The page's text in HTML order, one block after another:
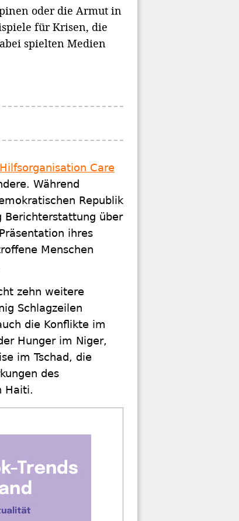
oder die Armut in
für Krisen, die
spielten Medien
Hilfsorganisation Care
Während
Republik
Berichterstattung über
ihres
Menschen
zehn weitere
Schlagzeilen
die Konflikte im
Hunger im Niger,
im Tschad, die
des
Haiti.